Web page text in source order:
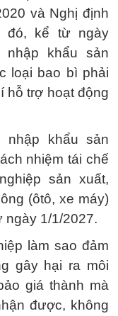
và Nghị định
đó, kể từ ngày
nhập khẩu sản
loại bao bì phải
hỗ trợ hoạt động
nhập khẩu sản
nhiệm tái chế
sản xuất,
(ôtô, xe máy)
ngày 1/1/2027.
làm sao đảm
gây hại ra môi
giá thành mà
được, không